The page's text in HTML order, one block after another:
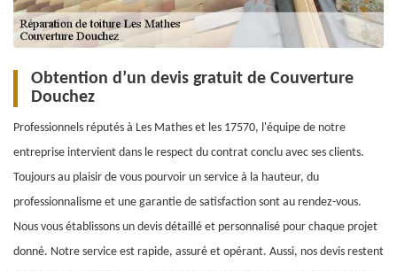
Obtention d’un devis gratuit de Couverture
Douchez
Professionnels réputés à Les Mathes et les 17570, l'équipe de notre
entreprise intervient dans le respect du contrat conclu avec ses clients.
Toujours au plaisir de vous pourvoir un service à la hauteur, du
professionnalisme et une garantie de satisfaction sont au rendez-vous.
Nous vous établissons un devis détaillé et personnalisé pour chaque projet
donné. Notre service est rapide, assuré et opérant. Aussi, nos devis restent